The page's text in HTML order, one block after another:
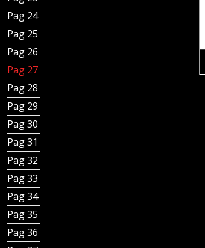
Pag 24 - Paraspigoli, para angoli e terminali
Pag 25 - Paraspigoli e terminali
Pag 26 - Bordo porta guaina
Pag 27 - Applicazione bordo porta guaina
Pag 28 - Applicazione bordo porta guaina
Pag 29 - Articoli porta PVC
Pag 30 - Accessori
Pag 31 - Sezione canali Inoxsystem
Pag 32 - Linea canali fessura
Pag 33 - Linea Canali a fessura ridotta
Pag 34 - Linea Canali a griglia componibili
Pag 35 - Altri Canali e accessori
Pag 36 - Canali bordi dritti e fessura centrale